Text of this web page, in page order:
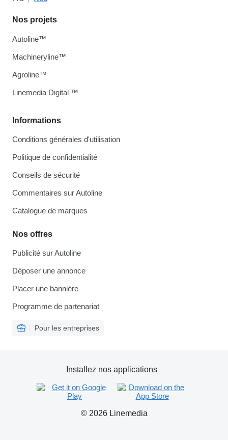
Informations
Conditions générales d'utilisation
Politique de confidentialité
Conseils de sécurité
Commentaires sur Autoline
Catalogue de marques
Nos offres
Publicité sur Autoline
Déposer une annonce
Placer une bannière
Programme de partenariat
Pour les entreprises
Nos projets
Autoline™
Machineryline™
Agroline™
Linemedia Digital ™
© 2026 Linemedia
Installez nos applications